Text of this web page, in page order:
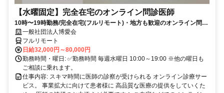
【水曜固定】完全在宅のオンライン問診医師
10時〜19時勤務/完全在宅(フルリモート)・地方も歓迎のオンライン問診
業務一般社団法人博愛会
フルリモート
日給32,000円～80,000円
勤務時間・曜日: ✅勤務時間 毎週水曜日 10:00～19:00 ※他の曜日も
ご相談に乗れます。
仕事内容: スキマ時間に医師の診察が受けられる オンライン診療サー
ビス。 事業拡大に向けて患者様に 高品質な医療の提供をしていくた